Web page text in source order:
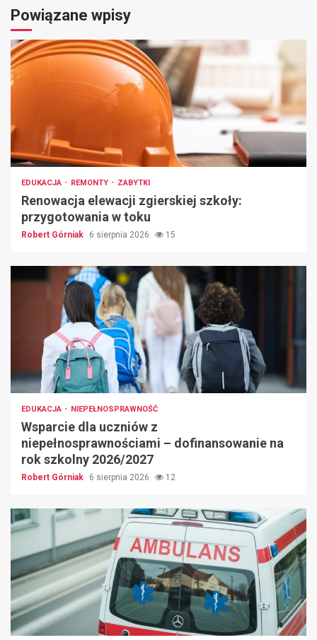
Powiązane wpisy
EDUKACJA REMONTY ZABYTKI
Renowacja elewacji zgierskiej szkoły:
przygotowania w toku
Robert Górniak 6 sierpnia 2026 15
EDUKACJA NIEPEŁNOSPRAWNOŚĆ
Wsparcie dla uczniów z
niepełnosprawnościami – dofinansowanie na
rok szkolny 2026/2027
Robert Górniak 6 sierpnia 2026 12